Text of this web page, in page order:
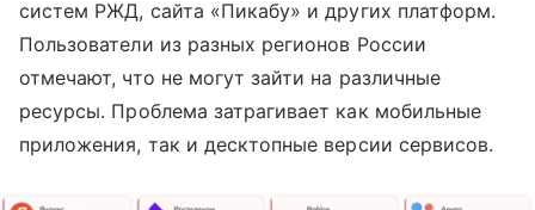
систем РЖД, сайта «Пикабу» и других платформ.
Пользователи из разных регионов России
отмечают, что не могут зайти на различные
ресурсы. Проблема затрагивает как мобильные
приложения, так и десктопные версии сервисов.